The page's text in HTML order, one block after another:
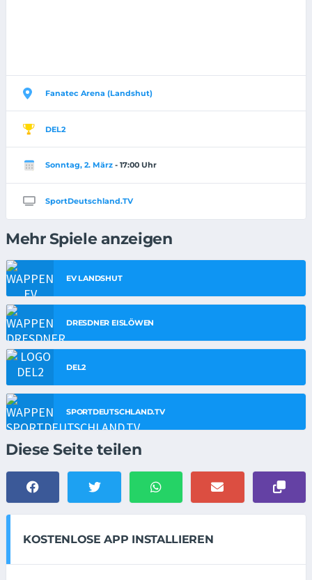
Fanatec Arena (Landshut)
DEL2
Sonntag, 2. März - 17:00 Uhr
SportDeutschland.TV
Mehr Spiele anzeigen
EV LANDSHUT
DRESDNER EISLÖWEN
DEL2
SPORTDEUTSCHLAND.TV
Diese Seite teilen
KOSTENLOSE APP INSTALLIEREN